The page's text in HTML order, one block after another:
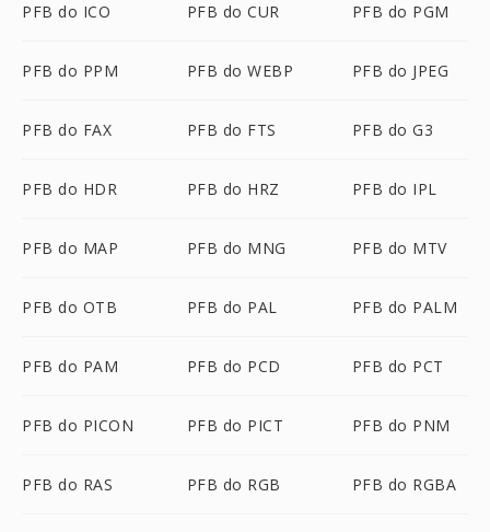
PFB do ICO PFB do CUR PFB do PGM
PFB do PPM PFB do WEBP PFB do JPEG
PFB do FAX PFB do FTS PFB do G3
PFB do HDR PFB do HRZ PFB do IPL
PFB do MAP PFB do MNG PFB do MTV
PFB do OTB PFB do PAL PFB do PALM
PFB do PAM PFB do PCD PFB do PCT
PFB do PICON PFB do PICT PFB do PNM
PFB do RAS PFB do RGB PFB do RGBA